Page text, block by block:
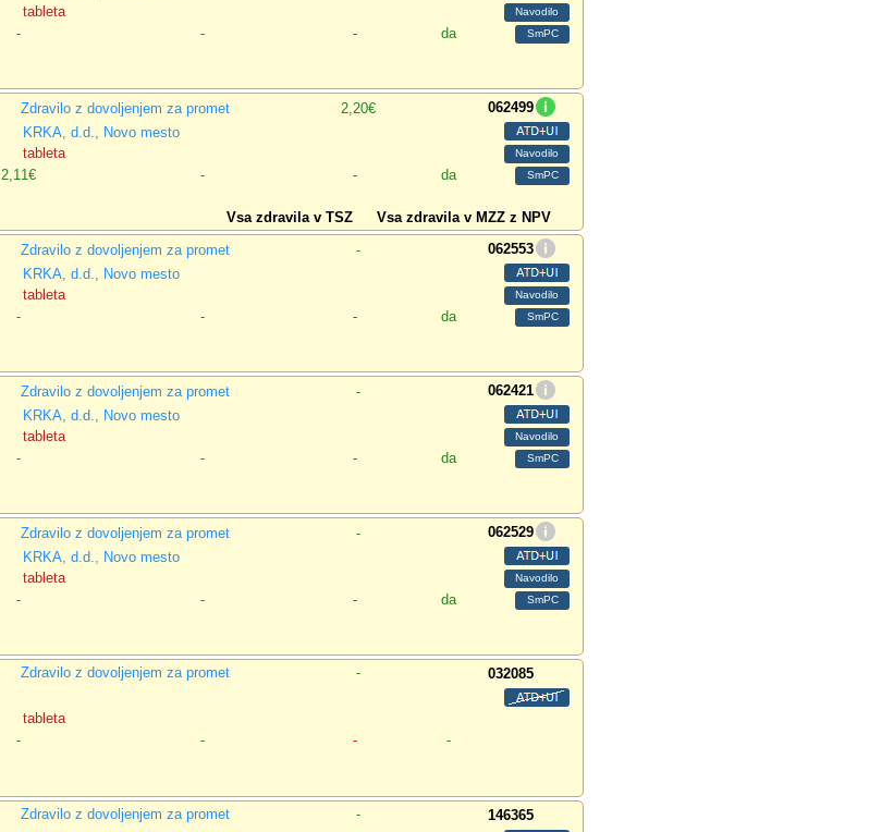
tableta
- - - da
Zdravilo z dovoljenjem za promet 2,20€
062499
KRKA, d.d., Novo mesto
tableta
2,11€ - - da
Vsa zdravila v TSZ Vsa zdravila v MZZ z NPV
Zdravilo z dovoljenjem za promet -
062553
KRKA, d.d., Novo mesto
tableta
- - - da
Zdravilo z dovoljenjem za promet -
062421
KRKA, d.d., Novo mesto
tableta
- - - da
Zdravilo z dovoljenjem za promet -
062529
KRKA, d.d., Novo mesto
tableta
- - - da
Zdravilo z dovoljenjem za promet -
032085
tableta
- - - -
Zdravilo z dovoljenjem za promet - 146365